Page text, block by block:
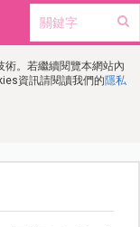
。若繼續閱覽本網站內
資訊請閱讀我們的隱私